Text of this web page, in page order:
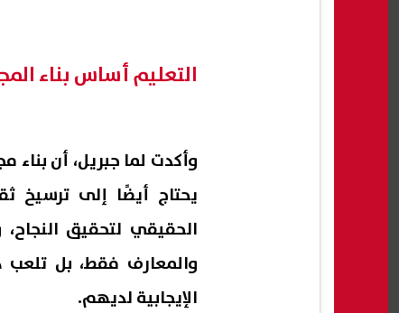
التعليم أساس بناء
وأكدت لما جبريل، أن بناء
يحتاج أيضًا إلى ترسيخ
الحقيقي لتحقيق
والمعارف فقط، بل
الإيجابية لديهم.